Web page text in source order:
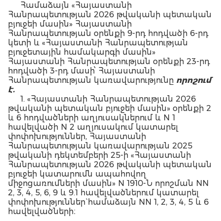
Համաձայն «Հայաստանի
Հանրապետության 2026 թվականի պետական
բյուջեի մասին» Հայաստանի
Հանրապետության օրենքի 9-րդ հոդվածի 6-րդ
կետի և «Հայաստանի Հանրապետության
բյուջետային համակարգի մասին»
Հայաստանի Հանրապետության օրենքի 23-րդ
հոդվածի 3-րդ մասի՝ Հայաստանի
Հանրապետության կառավարությունը որոշում
է.
1. «Հայաստանի Հանրապետության 2026
թվականի պետական բյուջեի մասին» օրենքի 2
և 6 հոդվածների աղյուսակներում և N 1
հավելվածի N 2 աղյուսակում կատարել
փոփոխություններ, Հայաստանի
Հանրապետության կառավարության 2025
թվականի դեկտեմբերի 25-ի «Հայաստանի
Հանրապետության 2026 թվականի պետական
բյուջեի կատարումն ապահովող
միջոցառումների մասին» N 1910-Ն որոշման NN
2, 3, 4, 5, 6, 9 և 9.1 հավելվածներում կատարել
փոփոխություններ` համաձայն NN 1, 2, 3, 4, 5 և 6
հավելվածների։